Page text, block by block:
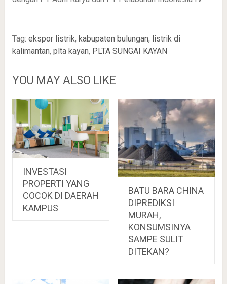
Tag: ekspor listrik, kabupaten bulungan, listrik di
kalimantan, plta kayan, PLTA SUNGAI KAYAN
YOU MAY ALSO LIKE
INVESTASI
PROPERTI YANG
COCOK DI DAERAH
KAMPUS
BATU BARA CHINA
DIPREDIKSI
MURAH,
KONSUMSINYA
SAMPE SULIT
DITEKAN?